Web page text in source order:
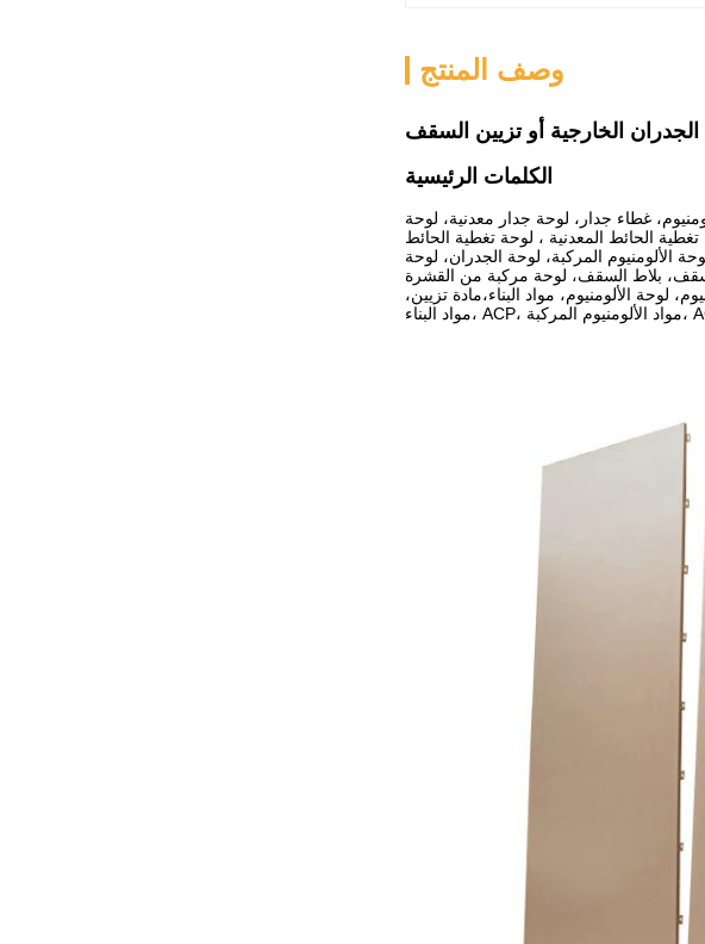
وصف المنتج
الخارجية أو تزيين السقف
الكلمات الرئيسية
غطاء جدار، لوحة جدار معدنية، لوحة
الحائط المعدنية ، لوحة تغطية الحائط
الألومنيوم المركبة، لوحة الجدران، لوحة
السقف، بلاط السقف، لوحة مركبة من القشرة
لوحة الألومنيوم، مواد البناء،مادة تزيين،